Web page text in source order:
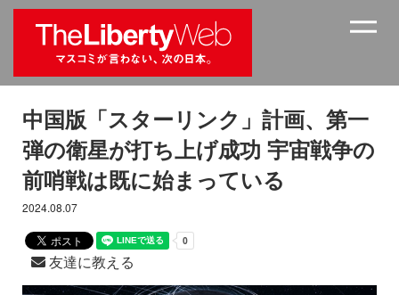
中国版「スターリンク」計画、第一
弾の衛星が打ち上げ成功 宇宙戦争の
前哨戦は既に始まっている
2024.08.07
友達に教える